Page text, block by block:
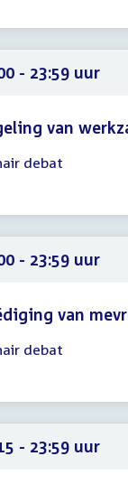
- 23:59 uur
van
debat
- 23:59 uur
van
debat
- 23:59 uur